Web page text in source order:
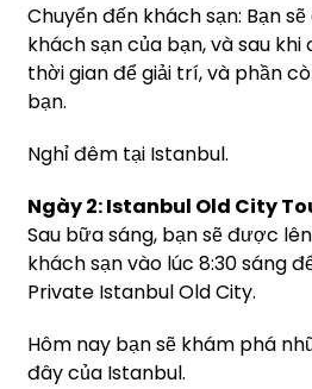
Chuyển đến khách sạn: Bạn
khách sạn của bạn, và sau khi
thời gian để giải trí, và phần
bạn.
Nghỉ đêm tại Istanbul.
Ngày 2: Istanbul Old City
Sau bữa sáng, bạn sẽ được
khách sạn vào lúc 8:30 sáng
Private Istanbul Old City.
Hôm nay bạn sẽ khám phá
đây của Istanbul.